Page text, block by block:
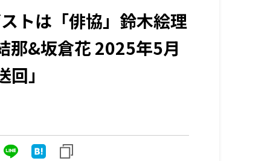
トは「俳協」鈴木絵理
那&坂倉花 2025年5月
」